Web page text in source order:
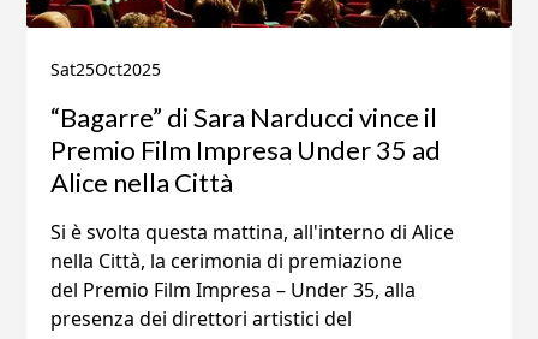
Sat25Oct2025
“Bagarre” di Sara Narducci vince il
Premio Film Impresa Under 35 ad
Alice nella Città
Si è svolta questa mattina, all'interno di Alice
nella Città, la cerimonia di premiazione
del Premio Film Impresa – Under 35, alla
presenza dei direttori artistici del